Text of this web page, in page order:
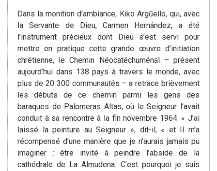
Dans la monition d’ambiance, Kiko Argūello, qui, avec
la Servante de Dieu, Carmen Hernández, a été
l’instrument précieux dont Dieu s’est servi pour
mettre en pratique cette grande œuvre d’initiation
chrétienne, le Chemin Néocatéchuménal – présent
aujourd’hui dans 138 pays à travers le monde, avec
plus de 20 300 communautés – a retrace brièvement
les débuts de ce chemin parmi les gens des
baraques de Palomeras Altas, où le Seigneur l’avait
conduit à sa rencontre à la fin novembre 1964. « J’ai
laissé la peinture au Seigneur », dit-il, « et Il m’a
récompensé d’une manière que je n’aurais jamais pu
imaginer : être invité à peindre l’abside de la
cathédrale de La Almudena. C’est pourquoi je suis